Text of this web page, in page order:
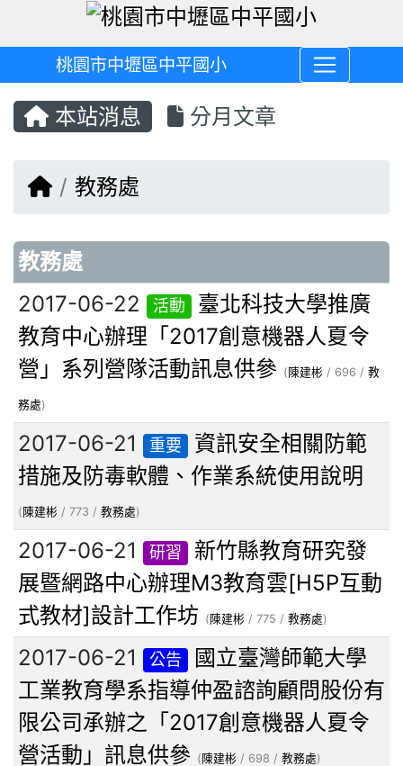
桃園市中壢區中平國小
本站消息 分月文章
回首頁
教務處
文章列表
教務處
2017-06-22 活動
臺北科技大學推廣
教育中心辦理「2017創意機器人夏令
營」系列營隊活動訊息供參 (陳建彬 / 696 / 教
務處)
2017-06-21 重要
資訊安全相關防範
措施及防毒軟體、作業系統使用說明
( 陳建彬 / 773 / 教務處)
2017-06-21 研習
新竹縣教育研究發
展暨網路中心辦理M3教育雲[H5P互動
式教材]設計工作坊 (陳建彬 / 775 / 教務處)
2017-06-21 公告
國立臺灣師範大學
工業教育學系指導仲盈諮詢顧問股份有
限公司承辦之「2017創意機器人夏令
營活動」訊息供參 ( 陳建彬 / 698 / 教務處)